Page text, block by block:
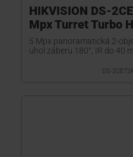
HIKVISION DS-
Mpx Turret Turbo
5 Mpx panoramatická 2-
uhol záberu 180°, IR do 40
DS-